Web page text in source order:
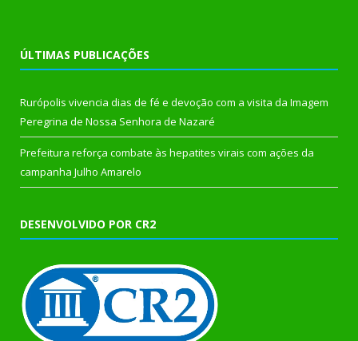
ÚLTIMAS PUBLICAÇÕES
Rurópolis vivencia dias de fé e devoção com a visita da Imagem
Peregrina de Nossa Senhora de Nazaré
Prefeitura reforça combate às hepatites virais com ações da
campanha Julho Amarelo
DESENVOLVIDO POR CR2